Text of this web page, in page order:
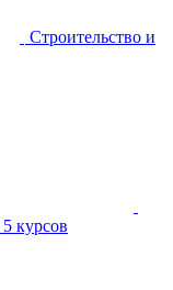
Строительство и
5 курсов